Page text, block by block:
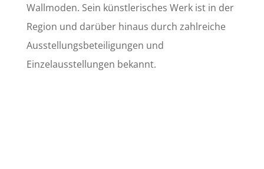
Wallmoden. Sein künstlerisches Werk ist in der
Region und darüber hinaus durch zahlreiche
Ausstellungsbeteiligungen und
Einzelausstellungen bekannt.